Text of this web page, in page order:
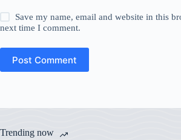
Save my name, email and website in this
next time I comment.
Post Comment
Trending now